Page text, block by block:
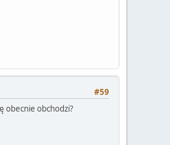
#59
obecnie obchodzi?